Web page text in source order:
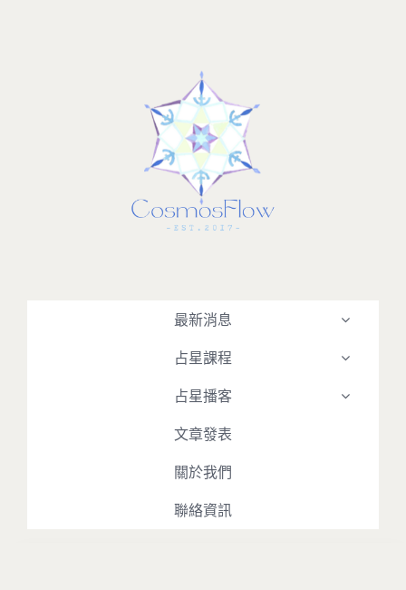
最新消息
占星課程
占星播客
文章發表
關於我們
聯絡資訊